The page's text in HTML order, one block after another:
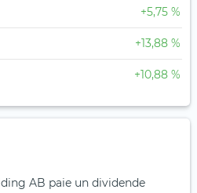
+5,75 %
+13,88 %
+10,88 %
AB paie un dividende